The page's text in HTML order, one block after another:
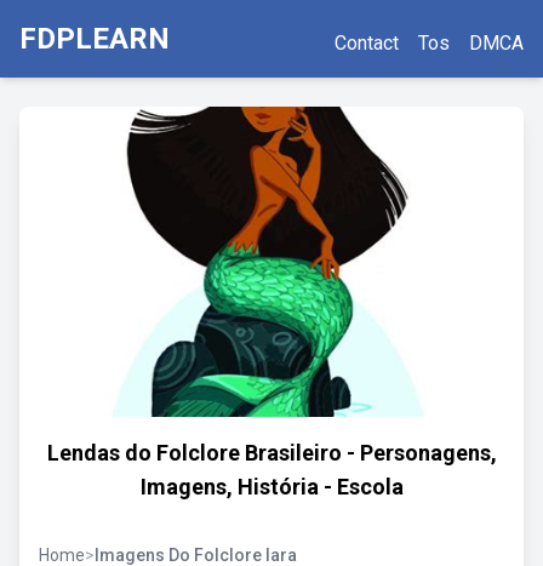
FDPLEARN Contact Tos DMCA
Lendas do Folclore Brasileiro - Personagens,
Imagens, História - Escola
Home> Imagens Do Folclore Iara